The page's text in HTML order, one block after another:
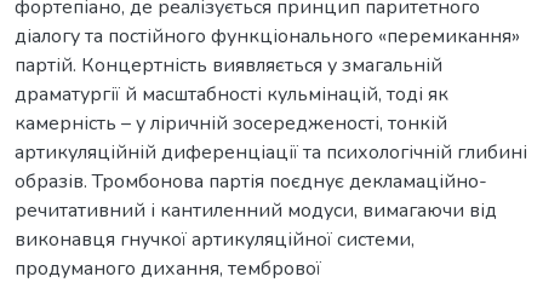
фортепіано, де реалізується принцип паритетного
діалогу та постійного функціонального «перемикання»
партій. Концертність виявляється у змагальній
драматургії й масштабності кульмінацій, тоді як
камерність – у ліричній зосередженості, тонкій
артикуляційній диференціації та психологічній глибині
образів. Тромбонова партія поєднує декламаційно-
речитативний і кантиленний модуси, вимагаючи від
виконавця гнучкої артикуляційної системи,
продуманого дихання, тембрової